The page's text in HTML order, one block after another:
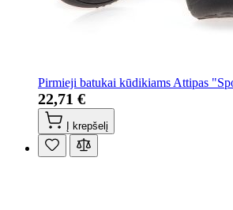
Pirmieji batukai kūdikiams Attipas
22,71 €
Į krepšelį